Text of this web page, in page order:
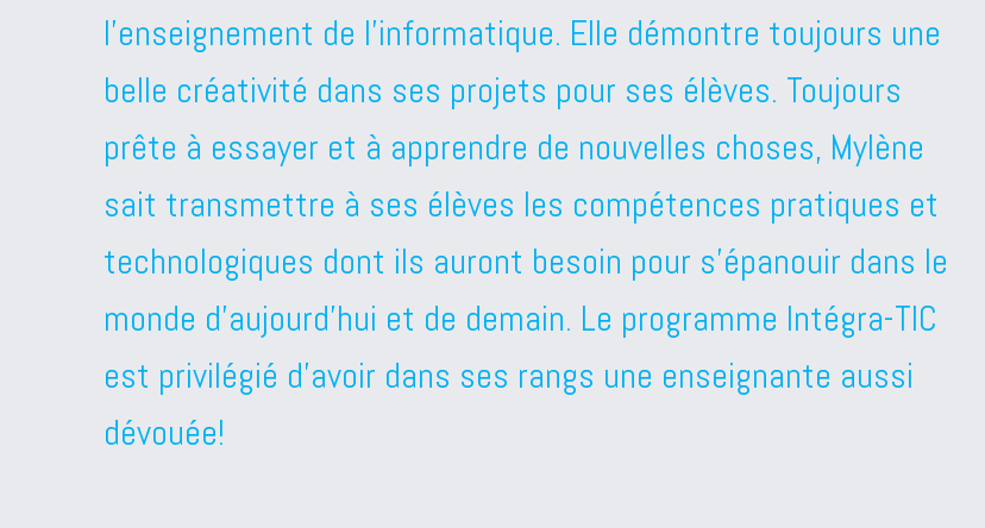
l’enseignement de l’informatique. Elle démontre toujours une
belle créativité dans ses projets pour ses élèves. Toujours
prête à essayer et à apprendre de nouvelles choses, Mylène
sait transmettre à ses élèves les compétences pratiques et
technologiques dont ils auront besoin pour s’épanouir dans le
monde d’aujourd’hui et de demain. Le programme Intégra-TIC
est privilégié d’avoir dans ses rangs une enseignante aussi
dévouée!